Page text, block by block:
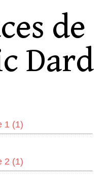
de
Dard
1 (1)
2 (1)